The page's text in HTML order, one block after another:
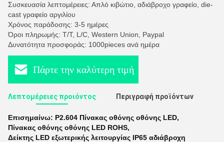
Συσκευασία λεπτομέρειες: Απλό κιβώτιο, αδιάβροχο γραφείο, die-
cast γραφείο αργιλίου
Χρόνος παράδοσης: 3-5 ημέρες
Όροι πληρωμής: T/T, L/C, Western Union, Paypal
Δυνατότητα προσφοράς: 1000pieces ανά ημέρα
Πάρτε την καλύτερη τιμή
Λεπτομέρειες προιόντος Περιγραφή προϊόντων
Επισημαίνω: P2.604 Πίνακας οθόνης οθόνης LED,
Πίνακας οθόνης οθόνης LED ROHS,
Δείκτης LED εξωτερικής λειτουργίας IP65 αδιάβροχη